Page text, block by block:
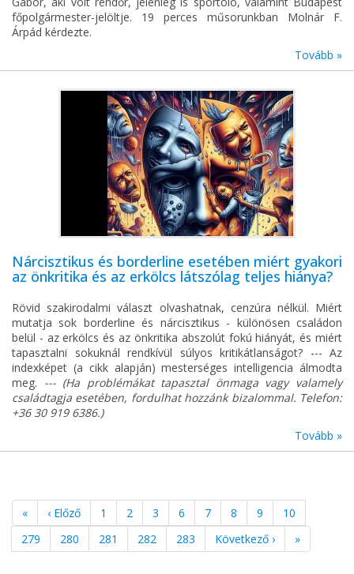
főpolgármester-jelöltje. 19 perces műsorunkban Molnár F.
Árpád kérdezte.
Tovább »
Nárcisztikus és borderline esetében miért gyakori
az önkritika és az erkölcs látszólag teljes hiánya?
Rövid szakirodalmi választ olvashatnak, cenzúra nélkül. Miért
mutatja sok borderline és nárcisztikus - különösen családon
belül - az erkölcs és az önkritika abszolút fokú hiányát, és miért
tapasztalni sokuknál rendkívül súlyos kritikátlanságot? --- Az
indexképet (a cikk alapján) mesterséges intelligencia álmodta
meg. --- (Ha problémákat tapasztal önmaga vagy valamely
családtagja esetében, fordulhat hozzánk bizalommal. Telefon:
+36 30 919 6386.)
Tovább »
« ‹ Előző 1 2 3 6 7 8 9
10
279
280 281 282 283 Következő › »